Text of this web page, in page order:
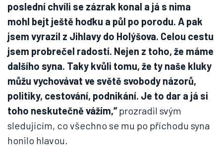
poslední chvíli se zázrak konal a já s nima
mohl bejt ještě hoďku a půl po porodu. A pak
jsem vyrazil z Jihlavy do Holýšova. Celou cestu
jsem probrečel radostí. Nejen z toho, že máme
dalšího syna. Taky kvůli tomu, že ty naše kluky
můžu vychovávat ve světě svobody názorů,
politiky, cestování, podnikání. Je to dar a já si
toho neskutečně vážím,“prozradil svým
sledujícím, co všechno se mu po příchodu syna
honilo hlavou.